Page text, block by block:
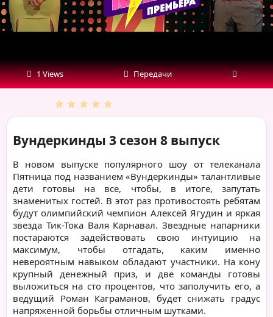
1 Views Передачи
Вундеркинды 3 сезон 8 выпуск
В новом выпуске популярного шоу от телеканала
Пятница под названием «Вундеркинды» талантливые
дети готовы на все, чтобы, в итоге, запутать
знаменитых гостей. В этот раз противостоять ребятам
будут олимпийский чемпион Алексей Ягудин и яркая
звезда Тик-Тока Валя Карнавал. Звездные напарники
постараются задействовать свою интуицию на
максимум, чтобы отгадать, каким именно
невероятным навыком обладают участники. На кону
крупный денежный приз, и две команды готовы
выложиться на сто процентов, что заполучить его, а
ведущий Роман Каграманов, будет снижать градус
напряженной борьбы отличным шутками.